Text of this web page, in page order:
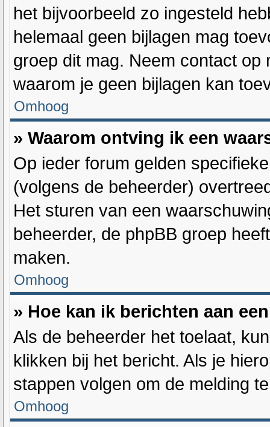
het bijvoorbeeld zo ingesteld
helemaal geen bijlagen mag
groep dit mag. Neem contact
waarom je geen bijlagen kan
Omhoog
» Waarom ontving ik een
Op ieder forum gelden
(volgens de beheerder)
Het sturen van een
beheerder, de phpBB groep
maken.
Omhoog
» Hoe kan ik berichten aan
Als de beheerder het toelaat,
klikken bij het bericht. Als je
stappen volgen om de melding
Omhoog